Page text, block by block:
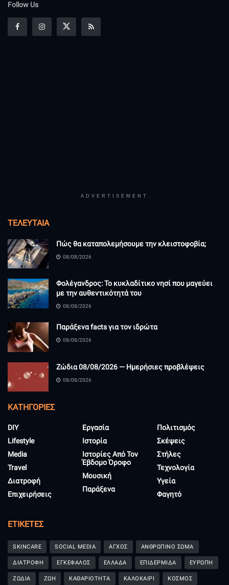
Follow Us
ADVERTISEMENT
ΤΕΛΕΥΤΑΊΑ
Πώς θα καταπολεμήσουμε την κλειστοφοβία;
08/08/2026
Φολέγανδρος: Το κυκλαδίτικο νησί που μαγεύει
με την αυθεντικότητά του
08/08/2026
Παράξενα facts για τον ιδρώτα
08/08/2026
Ζώδια 08/08/2026 — Ημερήσιες προβλέψεις
08/08/2026
KΑΤΗΓΟΡΊΕΣ
DIY
Lifestyle
Media
Travel
Διατροφή
Επιχειρήσεις
Εργασία
Ιστορία
Ιστορίες Από Τον
Έβδομο Όροφο
Μουσική
Παράξενα
Πολιτισμός
Σκέψεις
Στήλες
Τεχνολογία
Υγεία
Φαγητό
ΕΤΙΚΈΤΕΣ
SKINCARE SOCIAL MEDIA ΑΓΧΟΣ ΑΝΘΡΩΠΙΝΟ ΣΩΜΑ
ΔΙΑΤΡΟΦΗ ΕΓΚΕΦΑΛΟΣ ΕΛΛΑΔΑ ΕΠΙΔΕΡΜΙΔΑ ΕΥΡΩΠΗ
ΖΩΔΙΑ ΖΩΗ ΚΑΘΑΡΙΟΤΗΤΑ ΚΑΛΟΚΑΙΡΙ ΚΟΣΜΟΣ